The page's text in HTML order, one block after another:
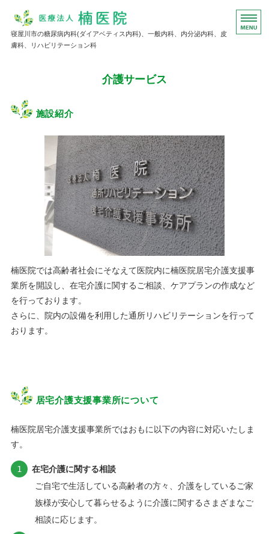
医療法人楠医院｜大阪府寝屋川
寝屋川市の糖尿病内科(ダイアベティス内科)、一般内科、内分泌内科、皮
膚科、リハビリテーション科
診療内容
介護サービス
介護サービス
施設紹介
楠医院では高齢者社会にそなえて医院内に楠医院居宅介護支援事
業所を開設し、在宅介護に関するご相談、ケアプランの作成など
を行っております。
さらに、院内の設備を利用した通所リハビリテーションを行って
おります。
居宅介護支援事業所について
楠医院居宅介護支援事業所ではおもに以下の内容に対応いたしま
す。
在宅介護に関する相談
ご自宅で生活している高齢者の方々、介護をしているご家
族様が安心して暮らせるように介護に関するさまざまなご
相談に応じます。